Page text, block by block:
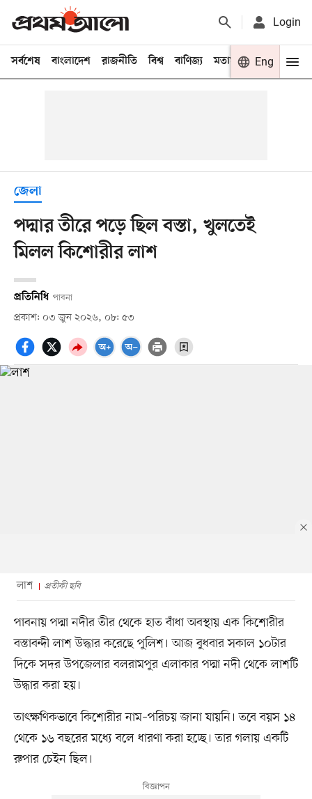
Login
সর্বশেষ বাংলাদেশ রাজনীতি বিশ্ব বাণিজ্য মতামত খেলা
Eng
জেলা
পদ্মার তীরে পড়ে ছিল বস্তা, খুলতেই
মিলল কিশোরীর লাশ
প্রতিনিধি পাবনা
প্রকাশ: ০৩ জুন ২০২৬, ০৮: ৫৩
লাশ প্রতীকী ছবি
পাবনায় পদ্মা নদীর তীর থেকে হাত বাঁধা অবস্থায় এক কিশোরীর
বস্তাবন্দী লাশ উদ্ধার করেছে পুলিশ। আজ বুধবার সকাল ১০টার
দিকে সদর উপজেলার বলরামপুর এলাকার পদ্মা নদী থেকে লাশটি
উদ্ধার করা হয়।
তাৎক্ষণিকভাবে কিশোরীর নাম–পরিচয় জানা যায়নি। তবে বয়স ১৪
থেকে ১৬ বছরের মধ্যে বলে ধারণা করা হচ্ছে। তার গলায় একটি
রুপার চেইন ছিল।